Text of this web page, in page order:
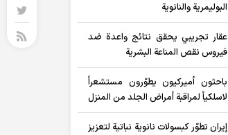
البوليمرية والنانوية
عقار تجريبي يحقق نتائج واعدة ضد
فيروس نقص المناعة البشرية
باحثون أميركيون يطوّرون مستشعراً
لاسلكياً لمراقبة أمراض الجلد من المنزل
إيران تطوّر كبسولات نانوية نباتية لتعزيز